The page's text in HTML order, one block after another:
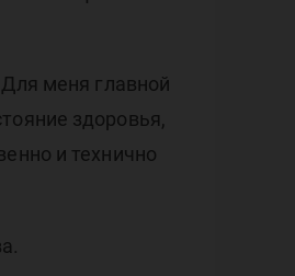
меня главной
здоровья,
и технично